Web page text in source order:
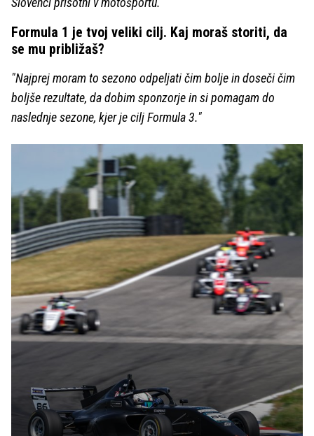
Formula 1 je tvoj veliki cilj. Kaj moraš storiti, da
se mu približaš?
"Najprej moram to sezono odpeljati čim bolje in doseči čim
boljše rezultate, da dobim sponzorje in si pomagam do
naslednje sezone, kjer je cilj Formula 3."